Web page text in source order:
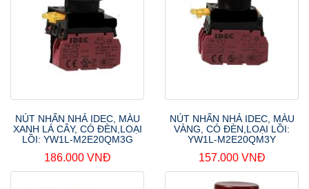
NÚT NHẤN NHẢ IDEC, MÀU
XANH LÁ CÂY, CÓ ĐÈN,LOẠI
LỒI: YW1L-M2E20QM3G
186.000 VNĐ
NÚT NHẤN NHẢ IDEC, MÀU
VÀNG, CÓ ĐÈN,LOẠI LỒI:
YW1L-M2E20QM3Y
157.000 VNĐ